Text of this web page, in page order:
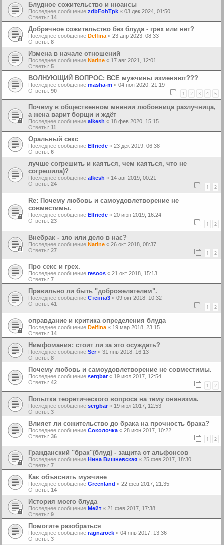
Блудное сожительство и нюансы
Последнее сообщение zdbFohTpk « 03 дек 2024, 01:50
Ответы: 14
Добрачное сожительство без блуда - грех или нет?
Последнее сообщение Delfina « 23 апр 2023, 08:33
Ответы: 8
Измена в начале отношений
Последнее сообщение Narine « 17 авг 2021, 12:01
Ответы: 5
ВОЛНУЮЩИЙ ВОПРОС: ВСЕ мужчины изменяют???
Последнее сообщение masha-m « 04 ноя 2020, 21:19
Ответы: 90 1 2 3 4 5
Почему в общественном мнении любовница разлучница,
а жена варит борщи и ждёт
Последнее сообщение alkesh « 18 фев 2020, 15:15
Ответы: 11
Оральный секс
Последнее сообщение Elfriede « 23 дек 2019, 06:38
Ответы: 6
лучше согрешить и каяться, чем каяться, что не
согрешила)?
Последнее сообщение alkesh « 14 авг 2019, 00:21
Ответы: 24 1 2
Re: Почему любовь и самоудовлетворение не
совместимы.
Последнее сообщение Elfriede « 20 июн 2019, 16:24
Ответы: 23 1 2
Внебрак - зло или дело в нас?
Последнее сообщение Narine « 26 окт 2018, 08:37
Ответы: 27 1 2
Про секс и грех.
Последнее сообщение resoos « 21 окт 2018, 15:13
Ответы: 7
Правильно ли быть "доброжелателем".
Последнее сообщение Степна3 « 09 окт 2018, 10:32
Ответы: 41 1 2
оправдание и критика определения блуда
Последнее сообщение Delfina « 19 мар 2018, 23:15
Ответы: 14
Нимфомания: стоит ли за это осуждать?
Последнее сообщение Ser « 31 янв 2018, 16:13
Ответы: 8
Почему любовь и самоудовлетворение не совместимы.
Последнее сообщение sergbar« 19 июл 2017, 12:54
Ответы: 42 1 2
Попытка теоретического вопроса на тему онанизма.
Последнее сообщение sergbar « 19 июл 2017, 12:53
Ответы: 3
Влияет ли сожительство до брака на прочность брака?
Последнее сообщение Соколочка « 28 июн 2017, 10:22
Ответы: 36 1 2
Гражданский "брак"(блуд) - защита от альфонсов
Последнее сообщение Нина Вишневская « 25 фев 2017, 18:30
Ответы: 7
Как объяснить мужчине
Последнее сообщение Greenland « 22 фев 2017, 21:35
Ответы: 14
История моего блуда
Последнее сообщение Мейт « 21 фев 2017, 17:38
Ответы: 9
Помогите разобраться
Последнее сообщение ragnaroek « 04 янв 2017, 13:36
Ответы: 3